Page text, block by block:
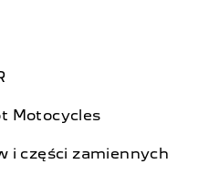
Motocycles
i części zamiennych